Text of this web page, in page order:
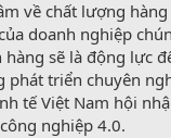
về chất lượng
doanh nghiệp
sẽ là động lực
phát triển chuyên
tế Việt Nam hội
nghiệp 4.0.